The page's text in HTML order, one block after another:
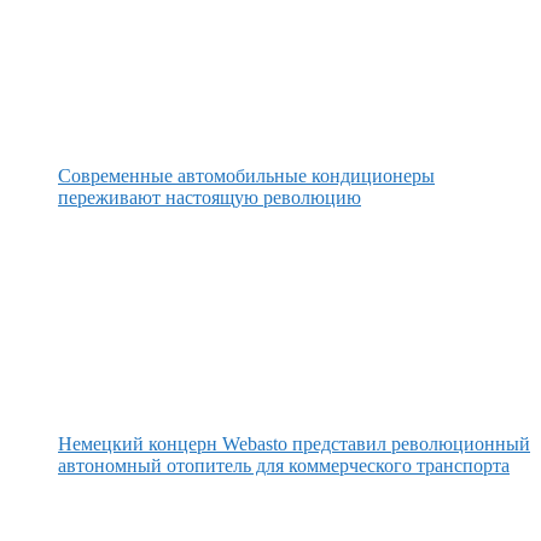
Современные автомобильные кондиционеры
переживают настоящую революцию
Немецкий концерн Webasto представил революционный
автономный отопитель для коммерческого транспорта